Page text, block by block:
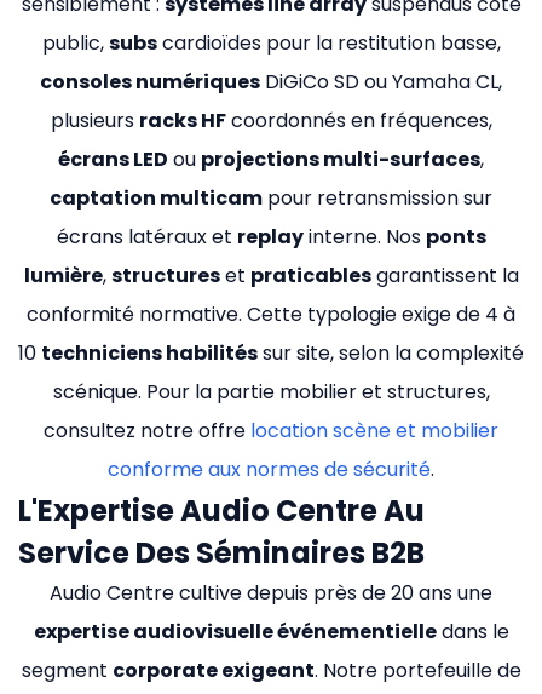
public,subscardioïdes pour la restitution basse,
consoles numériques DiGiCo SD ou Yamaha CL,
plusieurs racks HFcoordonnés en fréquences,
écrans LED ou projections multi-surfaces,
captation multicam pour retransmission sur
écrans latéraux et replayinterne. Nos ponts
lumière,structureset praticablesgarantissent la
conformité normative. Cette typologie exige de 4 à
10 techniciens habilitéssur site, selon la complexité
scénique. Pour la partie mobilier et structures,
consultez notre offre location scène et mobilier
conforme aux normes de sécurité.
L'Expertise Audio Centre Au
Service Des Séminaires B2B
Audio Centre cultive depuis près de 20 ans une
expertise audiovisuelle événementielledans le
segment corporate exigeant. Notre portefeuille de